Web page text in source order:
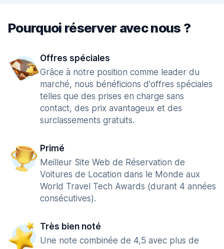
Pourquoi réserver avec nous ?
Offres spéciales
Grâce à notre position comme leader du
marché, nous bénéficions d'offres spéciales
telles que des prises en charge sans
contact, des prix avantageux et des
surclassements gratuits.
Primé
Meilleur Site Web de Réservation de
Voitures de Location dans le Monde aux
World Travel Tech Awards (durant 4 années
consécutives).
Très bien noté
Une note combinée de 4,5 avec plus de